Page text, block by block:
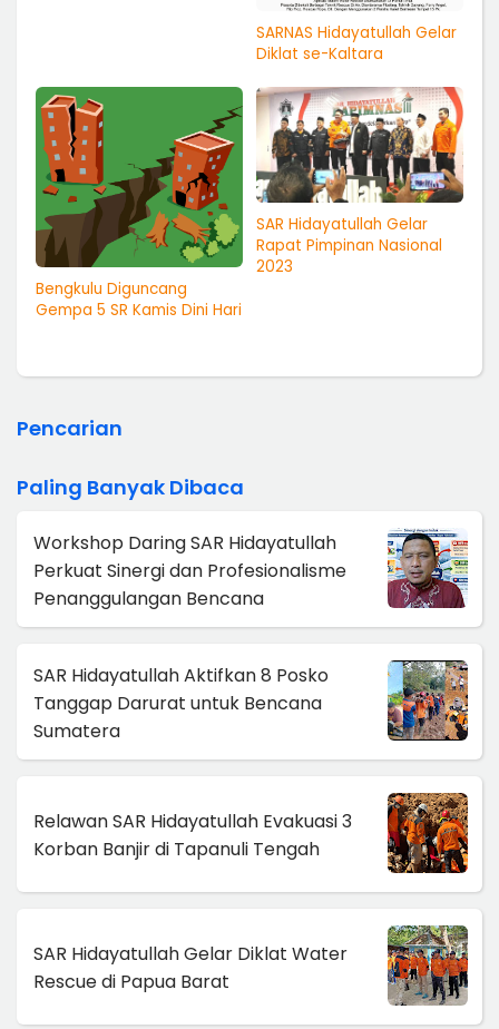
SARNAS Hidayatullah Gelar
Diklat se-Kaltara
Bengkulu Diguncang
Gempa 5 SR Kamis Dini Hari
SAR Hidayatullah Gelar
Rapat Pimpinan Nasional
2023
Pencarian
Paling Banyak Dibaca
Workshop Daring SAR Hidayatullah
Perkuat Sinergi dan Profesionalisme
Penanggulangan Bencana
SAR Hidayatullah Aktifkan 8 Posko
Tanggap Darurat untuk Bencana
Sumatera
Relawan SAR Hidayatullah Evakuasi 3
Korban Banjir di Tapanuli Tengah
SAR Hidayatullah Gelar Diklat Water
Rescue di Papua Barat